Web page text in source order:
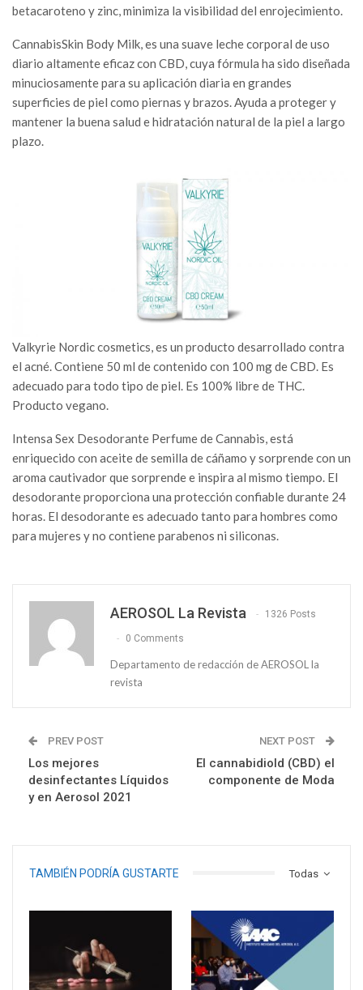
betacaroteno y zinc, minimiza la visibilidad del enrojecimiento.
CannabisSkin Body Milk, es una suave leche corporal de uso
diario altamente eficaz con CBD, cuya fórmula ha sido diseñada
minuciosamente para su aplicación diaria en grandes
superficies de piel como piernas y brazos. Ayuda a proteger y
mantener la buena salud e hidratación natural de la piel a largo
plazo.
Valkyrie Nordic cosmetics, es un producto desarrollado contra
el acné. Contiene 50 ml de contenido con 100 mg de CBD. Es
adecuado para todo tipo de piel. Es 100% libre de THC.
Producto vegano.
Intensa Sex Desodorante Perfume de Cannabis, está
enriquecido con aceite de semilla de cáñamo y sorprende con un
aroma cautivador que sorprende e inspira al mismo tiempo. El
desodorante proporciona una protección confiable durante 24
horas. El desodorante es adecuado tanto para hombres como
para mujeres y no contiene parabenos ni siliconas.
AEROSOL La Revista 1326 Posts
0 Comments
Departamento de redacción de AEROSOL la
revista
PREV POST
Los mejores
desinfectantes Líquidos
y en Aerosol 2021
NEXT POST
El cannabidiold (CBD) el
componente de Moda
Todas
TAMBIÉN PODRÍA GUSTARTE